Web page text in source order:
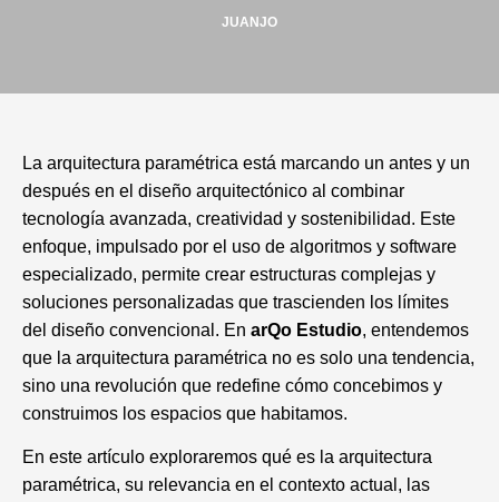
JUANJO
La arquitectura paramétrica está marcando un antes y un
después en el diseño arquitectónico al combinar
tecnología avanzada, creatividad y sostenibilidad. Este
enfoque, impulsado por el uso de algoritmos y software
especializado, permite crear estructuras complejas y
soluciones personalizadas que trascienden los límites
del diseño convencional. En arQo Estudio, entendemos
que la arquitectura paramétrica no es solo una tendencia,
sino una revolución que redefine cómo concebimos y
construimos los espacios que habitamos.
En este artículo exploraremos qué es la arquitectura
paramétrica, su relevancia en el contexto actual, las